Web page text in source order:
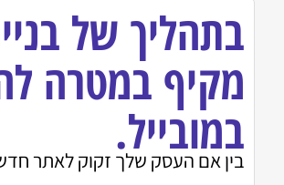
בתהליך של
מקיף במטרה
במובייל.
בין אם העסק שלך זקוק לאתר חדש